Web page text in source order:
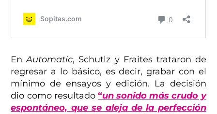
EnAutomatic, Schutlz y Fraites trataron de
regresar a lo básico, es decir, grabar con el
mínimo de ensayos y edición. La decisión
dio como resultado “un sonido más crudo y
espontáneo, que se aleja de la perfección